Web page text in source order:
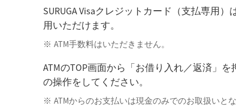
SURUGA Visaクレジットカード（支払専用
用いただけます。
ATM手数料はいただきません。
ATMのTOP画面から「お借り入れ／返済」
の操作をしてください。
ATMからのお支払いは現金のみでのお取扱いと